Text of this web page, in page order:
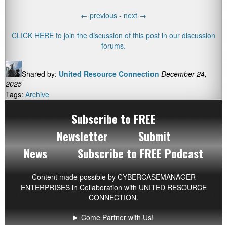
← previous - next →
CLICK HERE to join the discussion of this post in our discussion
forums.
Shared by: United Resource Connection December 24,
2025
Tags: Archive
Subscribe to FREE
Newsletter
Submit
News
Subscribe to FREE Podcast
Content made possible by CYBERCASEMANAGER
ENTERPRISESin Collaboration with UNITED RESOURCE
CONNECTION.
Come Partner with Us!